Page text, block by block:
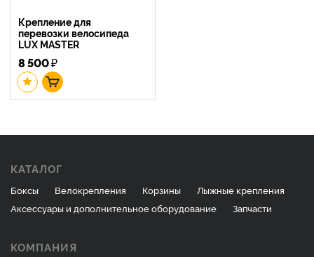
Крепление для
перевозки велосипеда
LUX MASTER
8 500₽
КАТАЛОГ
Боксы Велокрепления Корзины
Лыжные крепления
Аксессуары и дополнительное оборудование
Запчасти
КОМПАНИЯ